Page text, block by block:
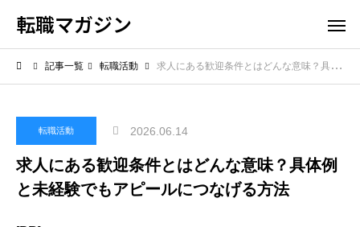
転職マガジン
記事一覧 転職活動 求人にある歓迎条件とはどんな意味？具体例と未経験でもアピールにつなげる方法
転職活動 2026.06.14
求人にある歓迎条件とはどんな意味？具体例
と未経験でもアピールにつなげる方法